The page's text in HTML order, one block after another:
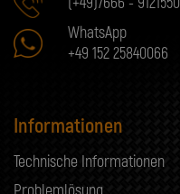
WhatsApp
+49 152 25840066
Informationen
Technische Informationen